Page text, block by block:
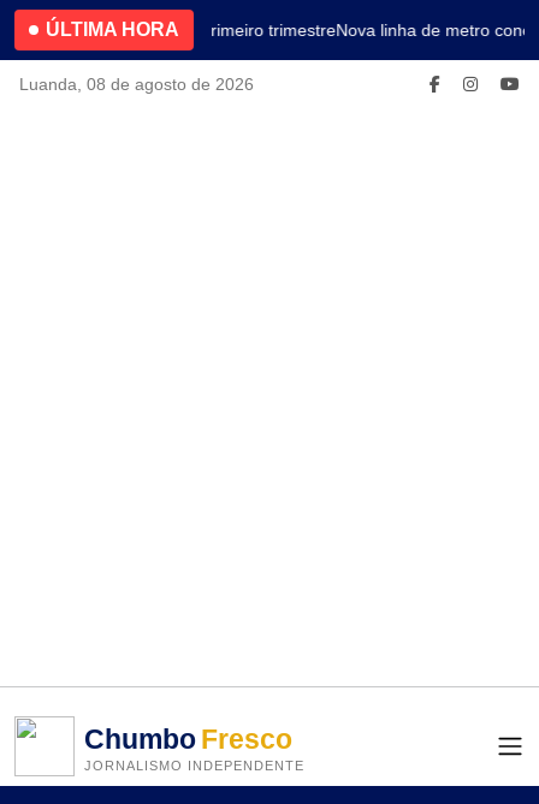
ÚLTIMA HORA4.2% no primeiro trimestreNova linha de metro
Luanda, 08 de agosto de 2026
ChumboFresco
JORNALISMO INDEPENDENTE